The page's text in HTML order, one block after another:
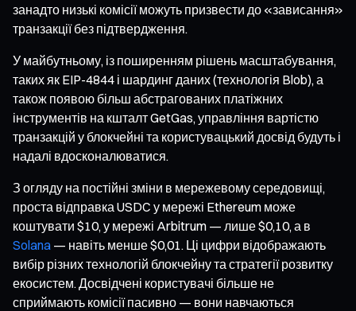
занадто низькі комісії можуть призвести до «зависання»
транзакції без підтвердження.
У майбутньому, із поширенням рішень масштабування,
таких як EIP-4844 і шардинг даних (технологія Blob), а
також появою більш абстрагованих платіжних
інструментів на кшталт GetGas, управління вартістю
транзакцій у блокчейні та користувацький досвід будуть і
надалі вдосконалюватися.
З огляду на постійні зміни в мережевому середовищі,
проста відправка USDC у мережі Ethereum може
коштувати $10, у мережі Arbitrum — лише $0,10, а в
Solana — навіть менше $0,01. Ці цифри відображають
вибір різних технологій блокчейну та стратегії розвитку
екосистем. Досвідчені користувачі більше не
сприймають комісії пасивно — вони навчаються